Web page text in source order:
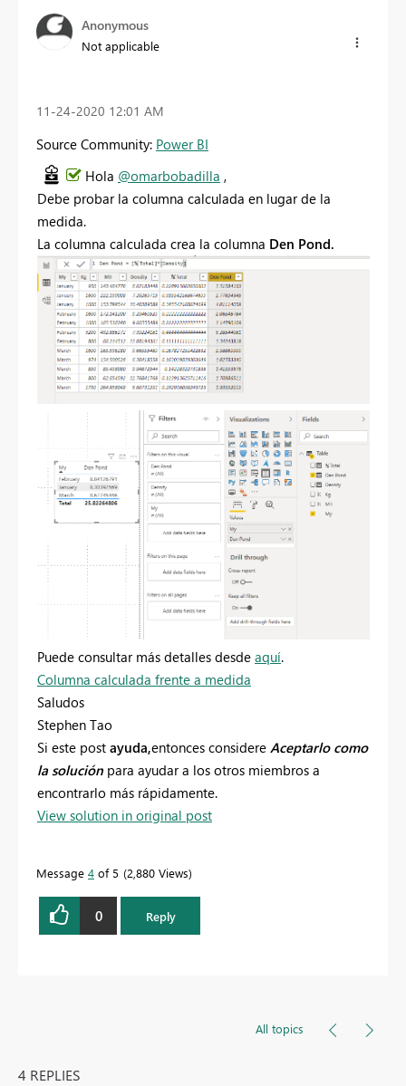
Anonymous
Not applicable
‎11-24-2020 12:01 AM
Source Community: Power BI
Hola @omarbobadilla ,
Debe probar la columna calculada en lugar de la
medida.
La columna calculada crea la columna Den Pond.
Puede consultar más detalles desde aquí.
Columna calculada frente a medida
Saludos
Stephen Tao
Si este post ayuda,entonces considere Aceptarlo como
la solución para ayudar a los otros miembros a
encontrarlo más rápidamente.
View solution in original post
Message 4 of 5 2,880 Views
0 Reply
All topics
4 REPLIES